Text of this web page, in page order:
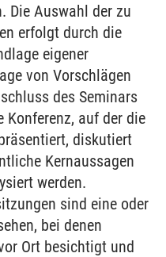
Die Auswahl der zu
erfolgt durch die
eigener
von Vorschlägen
des Seminars
Konferenz, auf der die
diskutiert
Kernaussagen
werden.
sind eine oder
bei denen
Ort besichtigt und